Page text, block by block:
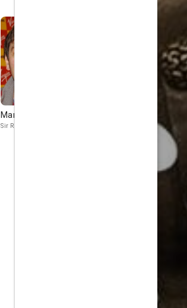
Mark Heap
Sir Robert Greene Burbage